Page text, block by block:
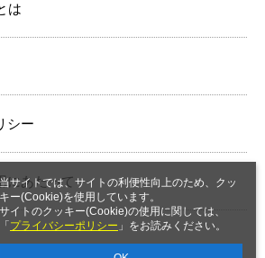
当サイトでは、サイトの利便性向上のため、クッ
キー(Cookie)を使用しています。
サイトのクッキー(Cookie)の使用に関しては、
「 プライバシーポリシー 」をお読みください。
は
シー
にあたって